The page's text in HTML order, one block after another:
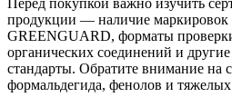
Перед покупкой важно изучить
продукции — наличие маркировок
GREENGUARD, форматы
органических соединений и
стандарты. Обратите внимание на
формальдегида, фенолов и